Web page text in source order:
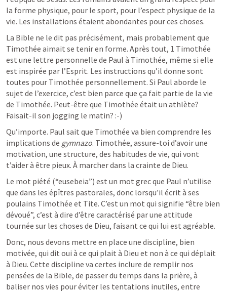
la forme physique, pour le sport, pour l’espect physique de la
vie. Les installations étaient abondantes pour ces choses.
La Bible ne le dit pas précisément, mais probablement que
Timothée aimait se tenir en forme. Après tout, 1 Timothée
est une lettre personnelle de Paul à Timothée, même si elle
est inspirée par l’Esprit. Les instructions qu’il donne sont
toutes pour Timothée personnellement. Si Paul aborde le
sujet de l’exercice, c’est bien parce que ça fait partie de la vie
de Timothée. Peut-être que Timothée était un athlète?
Faisait-il son jogging le matin? :-)
Qu’importe. Paul sait que Timothée va bien comprendre les
implications de gymnazo. Timothée, assure-toi d’avoir une
motivation, une structure, des habitudes de vie, qui vont
t’aider à être pieux. À marcher dans la crainte de Dieu.
Le mot piété (“eusebeia”) est un mot grec que Paul n’utilise
que dans les épîtres pastorales, donc lorsqu’il écrit à ses
poulains Timothée et Tite. C’est un mot qui signifie “être bien
dévoué”, c’est à dire d’être caractérisé par une attitude
tournée sur les choses de Dieu, faisant ce qui lui est agréable.
Donc, nous devons mettre en place une discipline, bien
motivée, qui dit oui à ce qui plait à Dieu et non à ce qui déplait
à Dieu. Cette discipline va certes inclure de remplir nos
pensées de la Bible, de passer du temps dans la prière, à
baliser nos vies pour éviter les tentations inutiles, entre